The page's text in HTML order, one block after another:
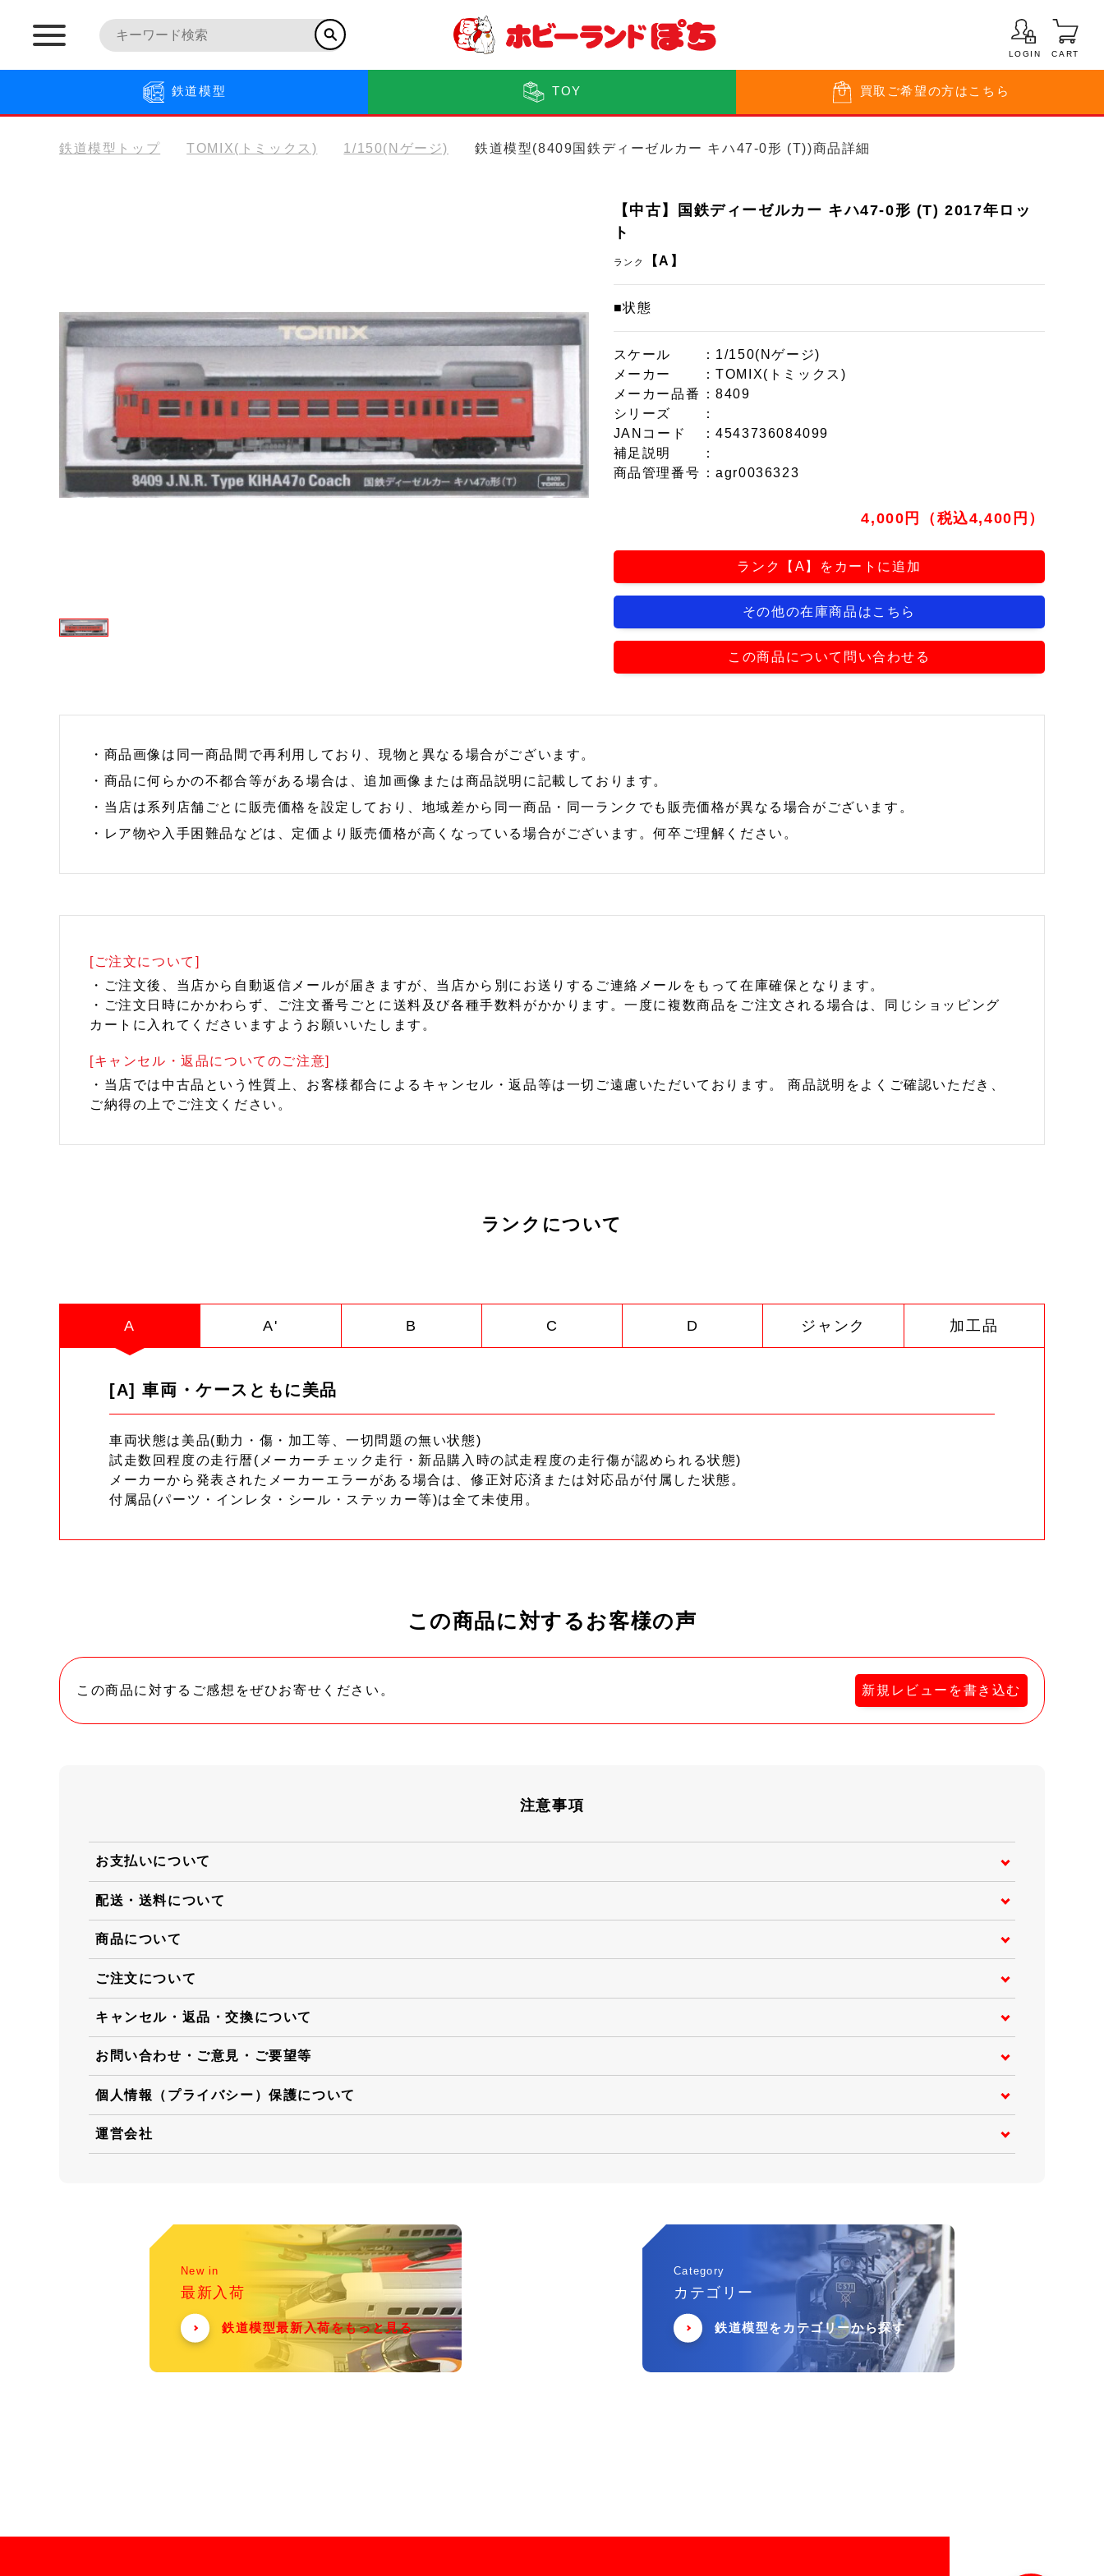
LOGIN CART
鉄道模型 TOY 買取 ご希望の方はこちら
鉄道模型トップ TOMIX(トミックス) 1/150(Nゲージ) 鉄道模型(8409国鉄ディーゼルカー キハ47-0形 (T))商品詳細
【中古】国鉄ディーゼルカー キハ47-0形 (T) 2017年ロッ
ト
ランク 【A】
■状態
スケール
：1/150(Nゲージ)
メーカー
：TOMIX(トミックス)
メーカー品番
：8409
シリーズ
：
JANコード
：4543736084099
補足説明
：
商品管理番号 ：agr0036323
4,000円（税込4,400円）
ランク【A】をカートに追加
その他の在庫商品はこちら
この商品について問い合わせる
・商品画像は同一商品間で再利用しており、現物と異なる場合がございます。
・商品に何らかの不都合等がある場合は、追加画像または商品説明に記載しております。
・当店は系列店舗ごとに販売価格を設定しており、地域差から同一商品・同一ランクでも販売価格が異なる場合がございます。
・レア物や入手困難品などは、定価より販売価格が高くなっている場合がございます。何卒ご理解ください。
[ご注文について]
・ご注文後、当店から自動返信メールが届きますが、当店から別にお送りするご連絡メールをもって在庫確保となります。
・ご注文日時にかかわらず、ご注文番号ごとに送料及び各種手数料がかかります。一度に複数商品をご注文される場合は、同じショッピング
カートに入れてくださいますようお願いいたします。
[キャンセル・返品についてのご注意]
・当店では中古品という性質上、お客様都合によるキャンセル・返品等は一切ご遠慮いただいております。 商品説明をよくご確認いただき、
ご納得の上でご注文ください。
ランクについて
A A' B C D ジャンク 加工品
[A] 車両・ケースともに美品
車両状態は美品(動力・傷・加工等、一切問題の無い状態)
試走数回程度の走行暦(メーカーチェック走行・新品購入時の試走程度の走行傷が認められる状態)
メーカーから発表されたメーカーエラーがある場合は、修正対応済または対応品が付属した状態。
付属品(パーツ・インレタ・シール・ステッカー等)は全て未使用。
この商品に対するお客様の声
この商品に対するご感想をぜひお寄せください。 新規レビューを書き込む
注意事項
お支払いについて
配送・送料について
商品について
ご注文について
キャンセル・返品・交換について
お問い合わせ・ご意見・ご要望等
個人情報（プライバシー）保護について
運営会社
New in
最新入荷
鉄道模型最新入荷をもっと見る
Category
カテゴリー
鉄道模型をカテゴリーから探す